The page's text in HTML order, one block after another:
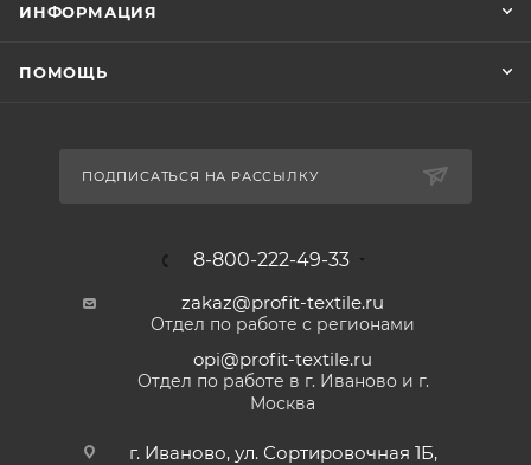
ИНФОРМАЦИЯ
ПОМОЩЬ
ПОДПИСАТЬСЯ НА РАССЫЛКУ
8-800-222-49-33
zakaz@profit-textile.ru
Отдел по работе с регионами
opi@profit-textile.ru
Отдел по работе в г. Иваново и г.
Москва
г. Иваново, ул. Сортировочная 1Б,